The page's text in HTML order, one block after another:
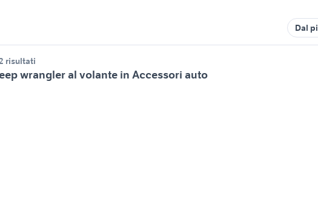
Dal
risultati
wrangler al volante in Accessori auto